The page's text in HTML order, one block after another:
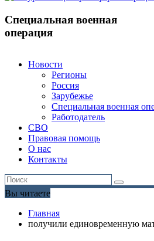
Специальная военная
операция
Новости
Регионы
Россия
Зарубежье
Специальная военная
Работодатель
СВО
Правовая помощь
О нас
Контакты
Вы читаете
Главная
получили единовременную